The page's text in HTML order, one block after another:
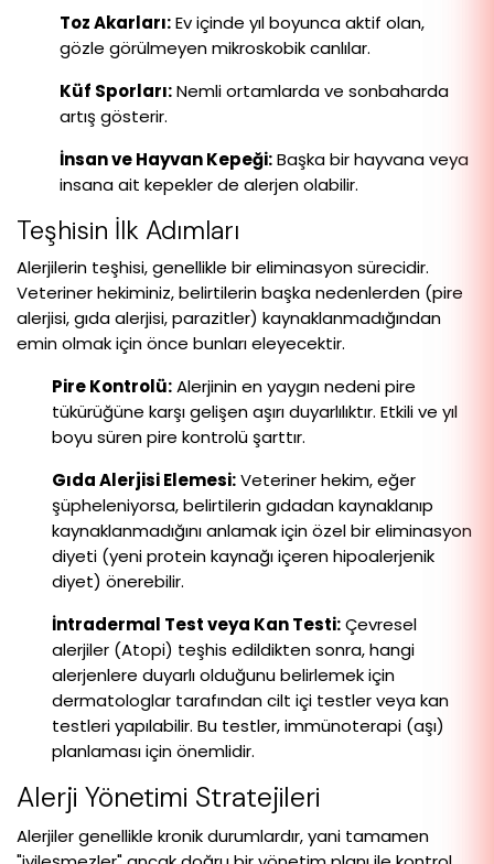
Toz Akarları:Ev içinde yıl boyunca aktif olan,
gözle görülmeyen mikroskobik canlılar.
Küf Sporları:Nemli ortamlarda ve sonbaharda
artış gösterir.
İnsan ve Hayvan Kepeği:Başka bir hayvana veya
insana ait kepekler de alerjen olabilir.
Teşhisin İlk Adımları
Alerjilerin teşhisi, genellikle bir eliminasyon sürecidir.
Veteriner hekiminiz, belirtilerin başka nedenlerden (pire
alerjisi, gıda alerjisi, parazitler) kaynaklanmadığından
emin olmak için önce bunları eleyecektir.
Pire Kontrolü:Alerjinin en yaygın nedeni pire
tükürüğüne karşı gelişen aşırı duyarlılıktır. Etkili ve yıl
boyu süren pire kontrolü şarttır.
Gıda Alerjisi Elemesi:Veteriner hekim, eğer
şüpheleniyorsa, belirtilerin gıdadan kaynaklanıp
kaynaklanmadığını anlamak için özel bir eliminasyon
diyeti (yeni protein kaynağı içeren hipoalerjenik
diyet) önerebilir.
İntradermal Test veya Kan Testi:Çevresel
alerjiler (Atopi) teşhis edildikten sonra, hangi
alerjenlere duyarlı olduğunu belirlemek için
dermatologlar tarafından cilt içi testler veya kan
testleri yapılabilir. Bu testler, immünoterapi (aşı)
planlaması için önemlidir.
Alerji Yönetimi Stratejileri
Alerjiler genellikle kronik durumlardır, yani tamamen